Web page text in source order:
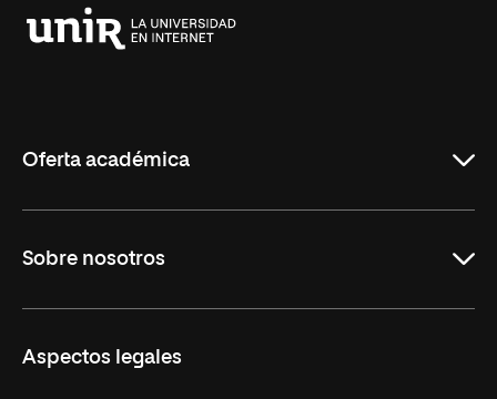
Oferta académica
Másteres Oficiales
Doctorados
Sobre nosotros
Facultades
Aspectos legales